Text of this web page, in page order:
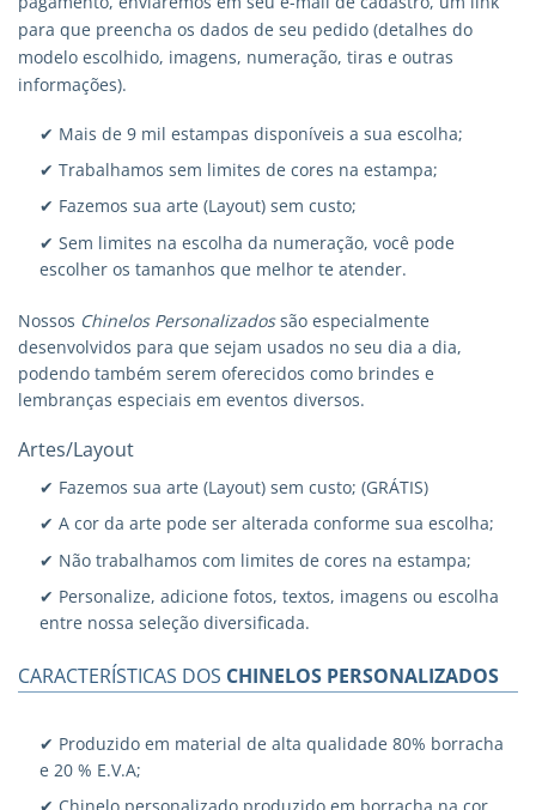
para que preencha os dados de seu pedido (detalhes do
modelo escolhido, imagens, numeração, tiras e outras
informações).
✔ Mais de 9 mil estampas disponíveis a sua escolha;
✔ Trabalhamos sem limites de cores na estampa;
✔ Fazemos sua arte (Layout) sem custo;
✔ Sem limites na escolha da numeração, você pode
escolher os tamanhos que melhor te atender.
Nossos Chinelos Personalizadossão especialmente
desenvolvidos para que sejam usados no seu dia a dia,
podendo também serem oferecidos como brindes e
lembranças especiais em eventos diversos.
Artes/Layout
✔ Fazemos sua arte (Layout) sem custo; (GRÁTIS)
✔ A cor da arte pode ser alterada conforme sua escolha;
✔ Não trabalhamos com limites de cores na estampa;
✔ Personalize, adicione fotos, textos, imagens ou escolha
entre nossa seleção diversificada.
CARACTERÍSTICAS DOS CHINELOS PERSONALIZADOS
✔ Produzido em material de alta qualidade 80% borracha
e 20 % E.V.A;